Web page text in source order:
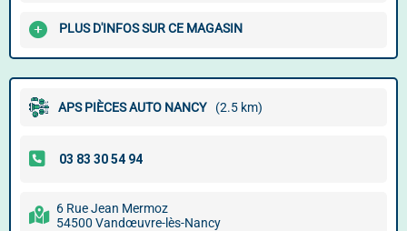
PLUS D'INFOS SUR CE MAGASIN
APS PIÈCES AUTO NANCY (2.5 km)
6 Rue Jean Mermoz
54500 Vandœuvre-lès-Nancy